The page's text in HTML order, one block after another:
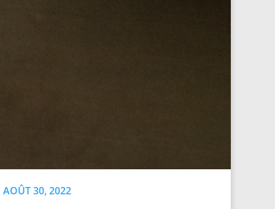
AOÛT 30, 2022